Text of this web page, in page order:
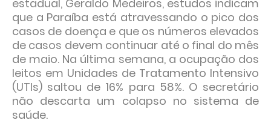
estadual, Geraldo Medeiros, estudos indicam
que a Paraíba está atravessando o pico dos
casos de doença e que os números elevados
de casos devem continuar até o final do mês
de maio. Na última semana, a ocupação dos
leitos em Unidades de Tratamento Intensivo
(UTIs) saltou de 16% para 58%. O secretário
não descarta um colapso no sistema de
saúde.